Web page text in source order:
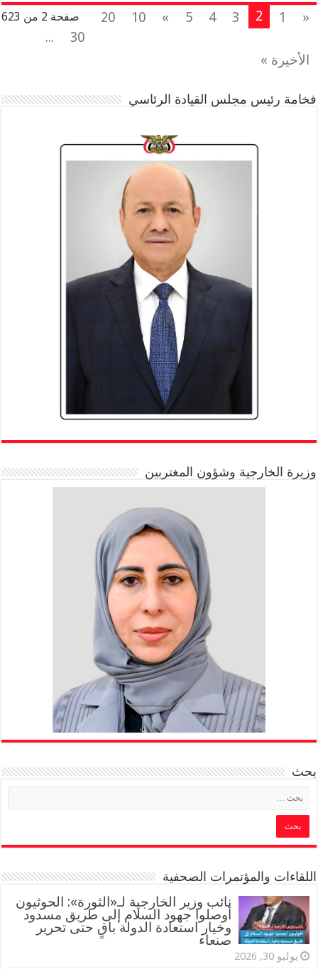
صفحة 2 من 623 «
1
2
3
4
5
»
10
20
30
...
الأخيرة »
فخامة رئيس مجلس القيادة الرئاسي
وزيرة الخارجية وشؤون المغتربين
بحث
اللقاءات والمؤتمرات الصحفية
‏نائب وزير الخارجية لـ«الثورة»: الحوثيون
أوصلوا جهود السلام إلى طريق مسدود
وخيار استعادة الدولة باقٍ حتى تحرير
صنعاء
يوليو 30, 2026